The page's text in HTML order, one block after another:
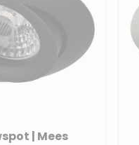
| Mees